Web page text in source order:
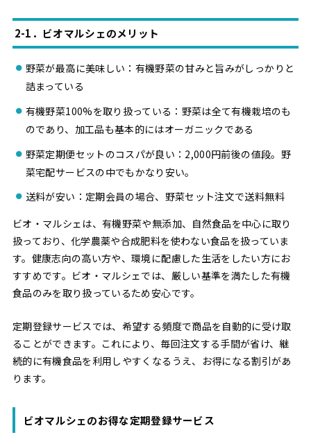
2-1．ビオマルシェのメリット
野菜が最高に美味しい：有機野菜の甘みと旨みがしっかりと
詰まっている
有機野菜100%を取り扱っている：野菜は全て有機栽培のも
のであり、加工品も基本的にはオーガニックである
野菜定期便セットのコスパが良い：2,000円前後の値段。野
菜宅配サービスの中でもかなり安い。
送料が安い：定期会員の場合、野菜セット注文で送料無料
ビオ・マルシェは、有機野菜や無添加、自然食品を中心に取り
扱っており、化学農薬や合成肥料を使わない食品を扱っていま
す。健康志向の高い方や、環境に配慮した生活をしたい方にお
すすめです。ビオ・マルシェでは、厳しい基準を満たした有機
食品のみを取り扱っているため安心です。
定期登録サービスでは、希望する頻度で商品を自動的に受け取
ることができます。これにより、毎回注文する手間が省け、継
続的に有機食品を利用しやすくなるうえ、お得になる割引があ
ります。
ビオマルシェのお得な定期登録サービス